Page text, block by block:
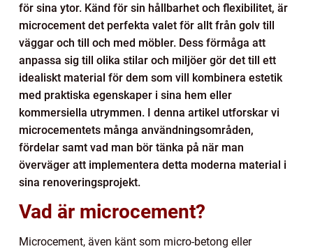
för sina ytor. Känd för sin hållbarhet och flexibilitet, är
microcement det perfekta valet för allt från golv till
väggar och till och med möbler. Dess förmåga att
anpassa sig till olika stilar och miljöer gör det till ett
idealiskt material för dem som vill kombinera estetik
med praktiska egenskaper i sina hem eller
kommersiella utrymmen. I denna artikel utforskar vi
microcementets många användningsområden,
fördelar samt vad man bör tänka på när man
överväger att implementera detta moderna material i
sina renoveringsprojekt.
Vad är microcement?
Microcement, även känt som micro-betong eller